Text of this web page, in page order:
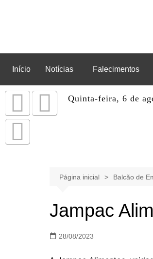
Início Notícias Falecimentos
Quinta-feira, 6 de
Página inicial Balcão de
Jampac
28/08/2023